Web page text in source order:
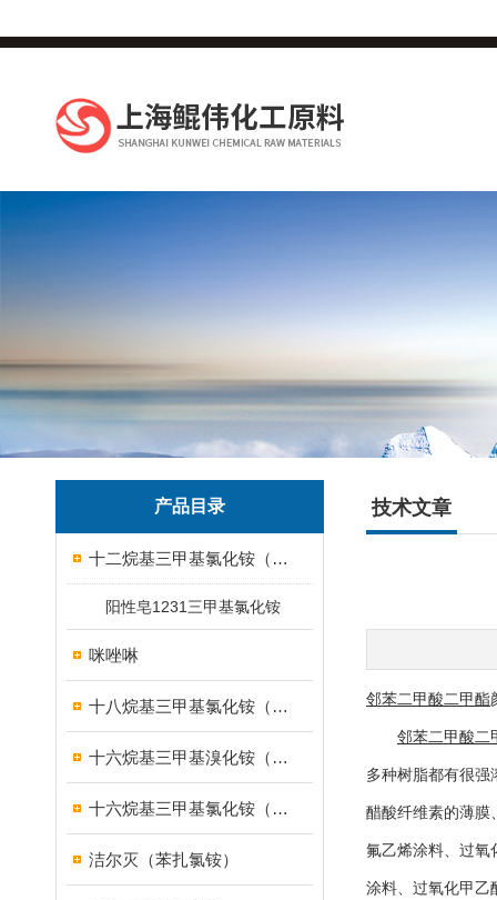
产品目录
十二烷基三甲基氯化铵（1231）
阳性皂1231三甲基氯化铵
咪唑啉
十八烷基三甲基氯化铵（1831）
十六烷基三甲基溴化铵（1631溴型）
十六烷基三甲基氯化铵（1631）
洁尔灭（苯扎氯铵）
技术文章
邻苯二甲酸二甲酯
邻苯二甲酸二
多种树脂都有很强
醋酸纤维素的薄膜
氟乙烯涂料、过氧
涂料、过氧化甲乙